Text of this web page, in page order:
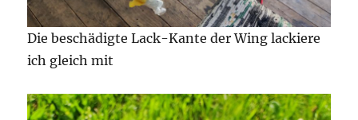
Die beschädigte Lack-Kante der Wing lackiere
ich gleich mit